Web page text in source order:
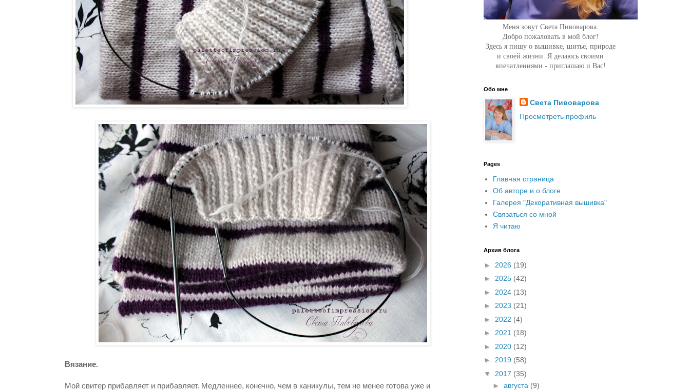
Вязание.
Мой свитер прибавляет и прибавляет. Медленнее, конечно, чем в каникулы, тем не менее готова уже и
Меня зовут Света Пивоварова.
Добро пожаловать в мой блог!
Здесь я пишу о вышивке, шитье, природе
и своей жизни. Я делаюсь своими
впечатлениями - приглашаю и Вас!
Обо мне
Света Пивоварова
Просмотреть профиль
Pages
Главная страница
Об авторе и о блоге
Галерея "Декоративная вышивка"
Связаться со мной
Я читаю
Архив блога
► 2026 (19)
► 2025 (42)
► 2024 (13)
► 2023 (21)
► 2022 (4)
► 2021 (18)
► 2020 (12)
► 2019 (58)
▼ 2017 (35)
► августа (9)